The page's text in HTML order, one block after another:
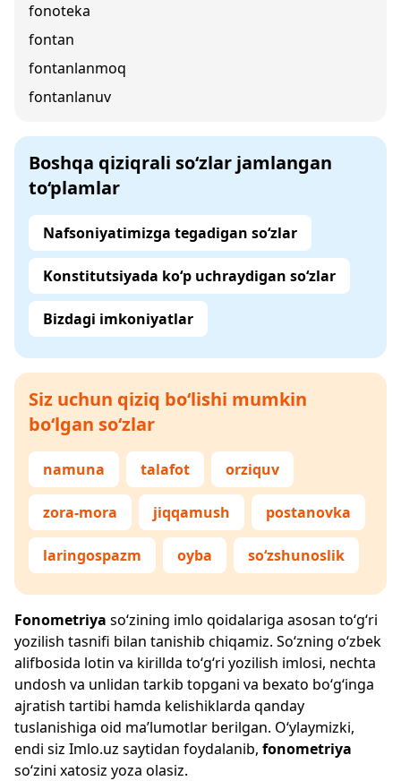
fonoteka
fontan
fontanlanmoq
fontanlanuv
Boshqa qiziqrali so‘zlar jamlangan
to‘plamlar
Nafsoniyatimizga tegadigan so‘zlar
Konstitutsiyada ko‘p uchraydigan so‘zlar
Bizdagi imkoniyatlar
Siz uchun qiziq bo‘lishi mumkin
bo‘lgan so‘zlar
namuna talafot orziquv
zora-mora jiqqamush postanovka
laringospazm oyba so‘zshunoslik
Fonometriya so‘zining imlo qoidalariga asosan to‘g‘ri
yozilish tasnifi bilan tanishib chiqamiz. So‘zning o‘zbek
alifbosida lotin va kirillda to‘g‘ri yozilish imlosi, nechta
undosh va unlidan tarkib topgani va bexato bo‘g‘inga
ajratish tartibi hamda kelishiklarda qanday
tuslanishiga oid ma’lumotlar berilgan. O‘ylaymizki,
endi siz Imlo.uz saytidan foydalanib, fonometriya
so‘zini xatosiz yoza olasiz.